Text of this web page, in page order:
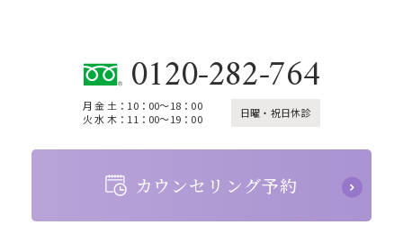
0120-282-764
日曜・祝日休診
月 金 土：10：00～18：00
火 水 木：11：00～19：00
カウンセリング予約